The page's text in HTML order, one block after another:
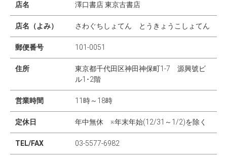
店名 澤口書店 東京古書店
店名（よみ） さわぐちしょてん とうきょうこしょてん
郵便番号 101-0051
住所
東京都千代田区神田神保町1-7 源興號ビ
ル1･2階
営業時間 11時～18時
定休日 年中無休 ※年末年始(12/31～1/2)を除く
TEL/FAX 03-5577-6982